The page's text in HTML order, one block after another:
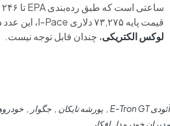
قیمت پایه ۷۳,۲۷۵ دلاری I-Pace، این عدد در بازار فعلی
لوکس الکتریکی، چندان قابل توجه نیست.
آئودی E-Tron GT پورشه تایکان جگوار
مدیران خودرو دل افکار